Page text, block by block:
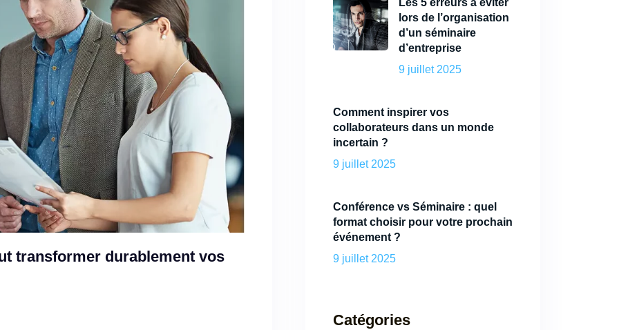
transformer durablement vos
Les 5 erreurs à éviter
lors de l’organisation
d’un séminaire
d’entreprise
9 juillet 2025
Comment inspirer vos
collaborateurs dans un monde
incertain ?
9 juillet 2025
Conférence vs Séminaire : quel
format choisir pour votre prochain
événement ?
9 juillet 2025
Catégories